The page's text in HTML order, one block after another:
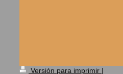
Versión para imprimir |